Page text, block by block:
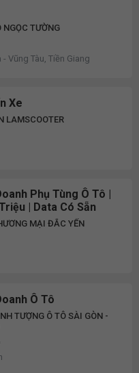
NGỌC TƯỜNG
- Vũng Tàu, Tiền Giang
Xe
LAMSCOOTER
Phụ Tùng Ô Tô |
| Data Có Sẵn
MẠI ĐẮC YẾN
Ô Tô
TƯỢNG Ô TÔ SÀI GÒN -